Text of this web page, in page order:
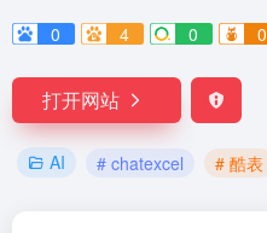
0
4 0 0
打开网站
AI # chatexcel # 酷表